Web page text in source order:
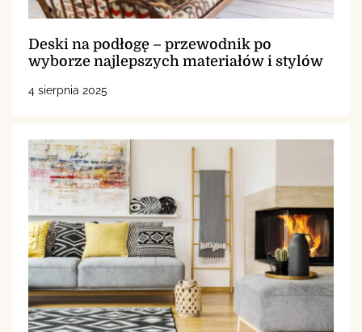
Deski na podłogę – przewodnik po
wyborze najlepszych materiałów i stylów
4 sierpnia 2025